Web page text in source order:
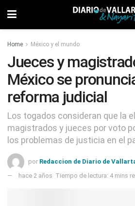
Home México y el mundo
Jueces y
México se
reforma judicial
Los togados consideran que la
magistrados y jueces por voto
los problemas de justicia en el
por Redaccion de Diario de
hace 2 años Tiempo de lectura: 4 mins